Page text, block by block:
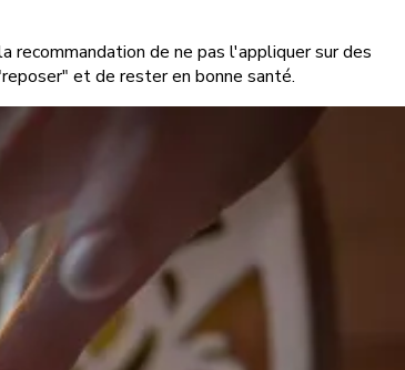
recommandation de ne pas l'appliquer sur des
et de rester en bonne santé.